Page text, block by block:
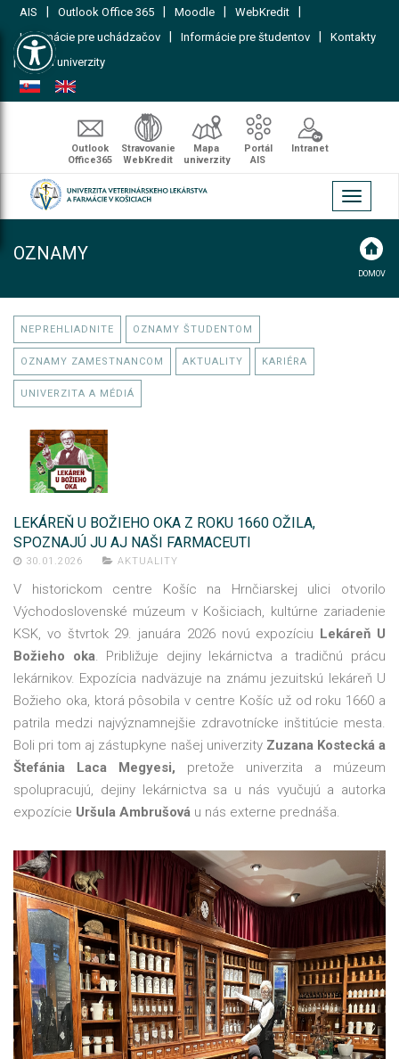
Open toolbar
AIS Outlook Office 365 Moodle WebKredit
Informácie pre uchádzačov Informácie pre študentov Kontakty
| Mapa univerzity
Outlook
Office365
Stravovanie
WebKredit
Mapa
univerzity
Portál
AIS
Intranet
Toggle
OZNAMY
DOMOV
NEPREHLIADNITE OZNAMY ŠTUDENTOM
OZNAMY ZAMESTNANCOM AKTUALITY KARIÉRA
UNIVERZITA A MÉDIÁ
LEKÁREŇ U BOŽIEHO OKA Z ROKU 1660 OŽILA,
SPOZNAJÚ JU AJ NAŠI FARMACEUTI
30.01.2026 AKTUALITY
V historickom centre Košíc na Hrnčiarskej ulici otvorilo
Východoslovenské múzeum v Košiciach, kultúrne zariadenie
KSK, vo štvrtok 29. januára 2026 novú expozíciu Lekáreň U
Božieho oka. Približuje dejiny lekárnictva a tradičnú prácu
lekárnikov. Expozícia nadväzuje na známu jezuitskú lekáreň U
Božieho oka, ktorá pôsobila v centre Košíc už od roku 1660 a
patrila medzi najvýznamnejšie zdravotnícke inštitúcie mesta.
Boli pri tom aj zástupkyne našej univerzity Zuzana Kostecká a
Štefánia Laca Megyesi, pretože univerzita a múzeum
spolupracujú, dejiny lekárnictva sa u nás vyučujú a autorka
expozície Uršula Ambrušová u nás externe prednáša.